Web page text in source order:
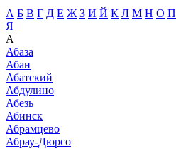
А Б В Г Д Е Ж З И Й К Л М Н О П
Я
А
Абаза
Абан
Абатский
Абдулино
Абезь
Абинск
Абрамцево
Абрау-Дюрсо